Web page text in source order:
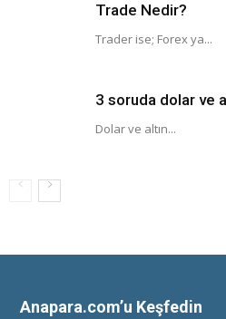
Trade Nedir?
Trader ise; Forex ya...
3 soruda dolar ve
Dolar ve altın...
Anapara.com’u Keşfedin